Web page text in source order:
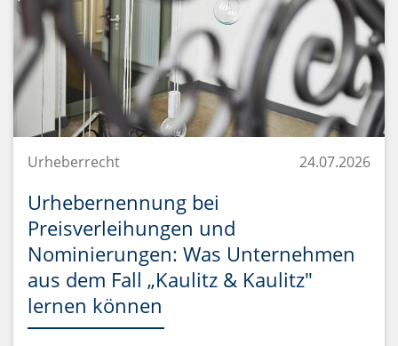
Urheberrecht 24.07.2026
Urhebernennung bei
Preisverleihungen und
Nominierungen: Was Unternehmen
aus dem Fall „Kaulitz & Kaulitz"
lernen können